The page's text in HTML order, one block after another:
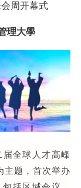
周开幕式
理大學
全球人才高峰
主题，首次举办